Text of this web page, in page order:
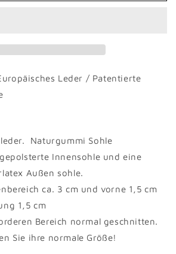
Leder / Patentierte
Naturgummi Sohle
Innensohle und eine
Außen sohle.
ca. 3 cm und vorne 1,5 cm
1,5 cm
Bereich normal geschnitten.
Sie ihre normale Größe!